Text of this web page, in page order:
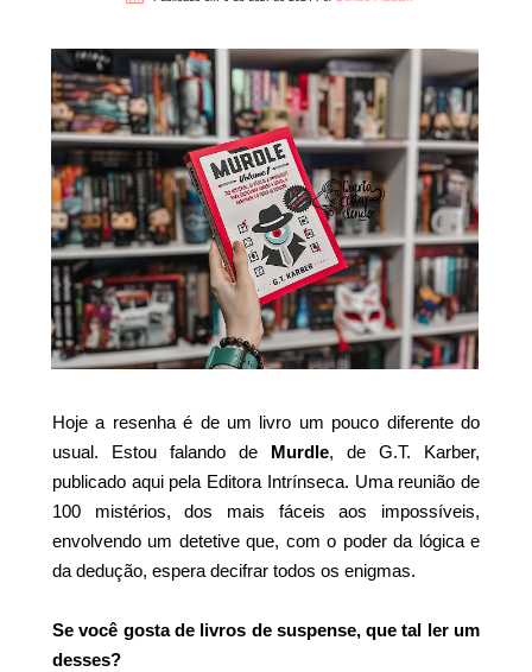
Hoje a resenha é de um livro um pouco diferente do
usual. Estou falando de Murdle, de G.T. Karber,
publicado aqui pela Editora Intrínseca. Uma reunião de
100 mistérios, dos mais fáceis aos impossíveis,
envolvendo um detetive que, com o poder da lógica e
da dedução, espera decifrar todos os enigmas.
Se você gosta de livros de suspense, que tal ler um
desses?